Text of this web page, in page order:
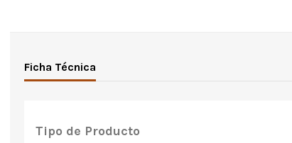
Ficha Técnica
Tipo de Producto